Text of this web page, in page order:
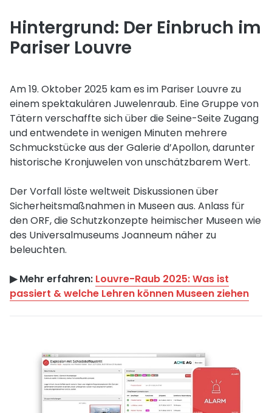
Hintergrund: Der Einbruch im
Pariser Louvre
Am 19. Oktober 2025 kam es im Pariser Louvre zu
einem spektakulären Juwelenraub. Eine Gruppe von
Tätern verschaffte sich über die Seine-Seite Zugang
und entwendete in wenigen Minuten mehrere
Schmuckstücke aus der Galerie d’Apollon, darunter
historische Kronjuwelen von unschätzbarem Wert.
Der Vorfall löste weltweit Diskussionen über
Sicherheitsmaßnahmen in Museen aus. Anlass für
den ORF, die Schutzkonzepte heimischer Museen wie
des Universalmuseums Joanneum näher zu
beleuchten.
▶︎ Mehr erfahren: Louvre-Raub 2025: Was ist
passiert & welche Lehren können Museen ziehen